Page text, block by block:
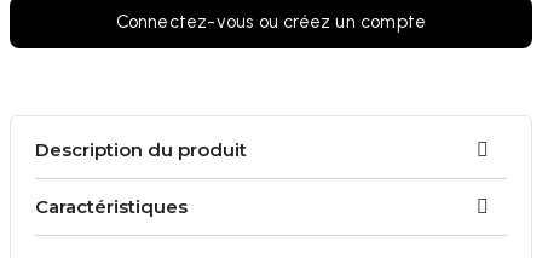
Connectez-vous ou créez un compte
Description du produit
Caractéristiques